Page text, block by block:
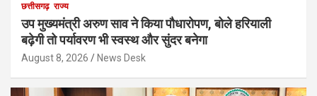
छत्तीसगढ़ राज्य
उप मुख्यमंत्री अरुण साव ने किया पौधारोपण, बोले हरियाली
बढ़ेगी तो पर्यावरण भी स्वस्थ और सुंदर बनेगा
August 8, 2026 News Desk